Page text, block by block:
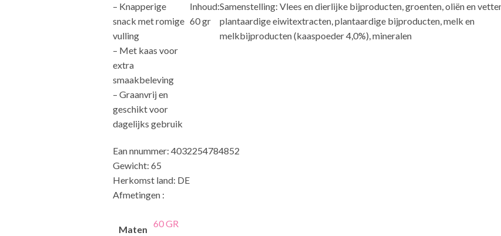
– Knapperige
snack met romige
vulling
– Met kaas voor
extra
smaakbeleving
– Graanvrij en
geschikt voor
dagelijks gebruik
Inhoud:
60 gr
Samenstelling: Vlees en dierlijke bijproducten, groenten, oliën en
plantaardige eiwitextracten, plantaardige bijproducten, melk en
melkbijproducten (kaaspoeder 4,0%), mineralen
Ean nnummer: 4032254784852
Gewicht: 65
Herkomst land: DE
Afmetingen :
Maten
60 GR